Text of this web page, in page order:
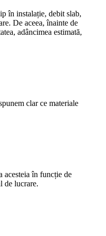
în instalație, debit slab,
De aceea, înainte de
adâncimea estimată,
clar ce materiale
acesteia în funcție de
de lucrare.